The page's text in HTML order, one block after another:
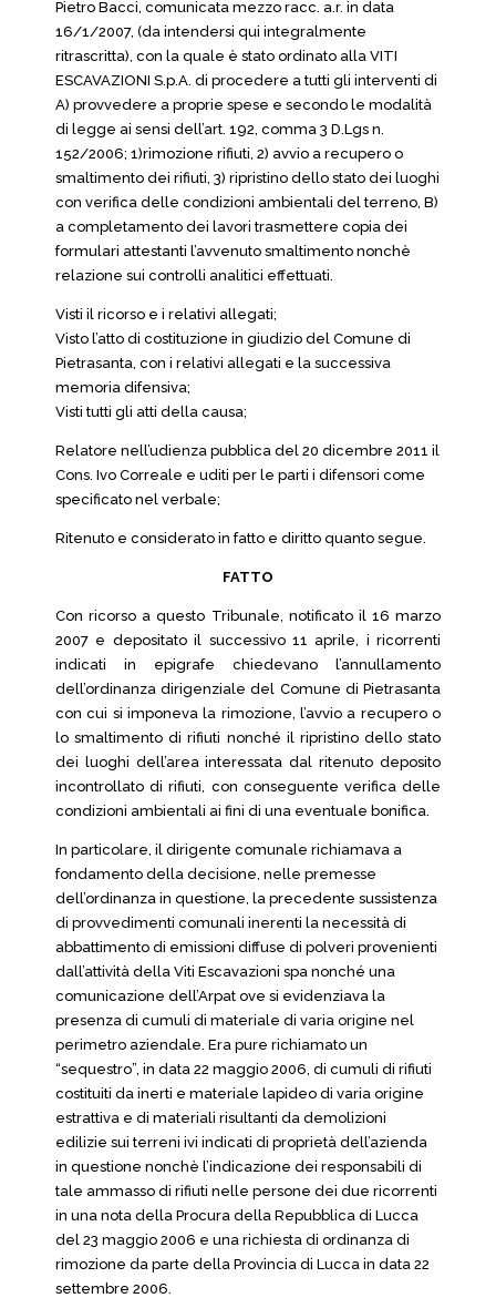
Pietro Bacci, comunicata mezzo racc. a.r. in data
16/1/2007, (da intendersi qui integralmente
ritrascritta), con la quale è stato ordinato alla VITI
ESCAVAZIONI S.p.A. di procedere a tutti gli interventi di
A) provvedere a proprie spese e secondo le modalità
di legge ai sensi dell’art. 192, comma 3 D.Lgs n.
152/2006; 1)rimozione rifiuti, 2) avvio a recupero o
smaltimento dei rifiuti, 3) ripristino dello stato dei luoghi
con verifica delle condizioni ambientali del terreno, B)
a completamento dei lavori trasmettere copia dei
formulari attestanti l’avvenuto smaltimento nonchè
relazione sui controlli analitici effettuati.
Visti il ricorso e i relativi allegati;
Visto l’atto di costituzione in giudizio del Comune di
Pietrasanta, con i relativi allegati e la successiva
memoria difensiva;
Visti tutti gli atti della causa;
Relatore nell’udienza pubblica del 20 dicembre 2011 il
Cons. Ivo Correale e uditi per le parti i difensori come
specificato nel verbale;
Ritenuto e considerato in fatto e diritto quanto segue.
FATTO
Con ricorso a questo Tribunale, notificato il 16 marzo
2007 e depositato il successivo 11 aprile, i ricorrenti
indicati in epigrafe chiedevano l’annullamento
dell’ordinanza dirigenziale del Comune di Pietrasanta
con cui si imponeva la rimozione, l’avvio a recupero o
lo smaltimento di rifiuti nonché il ripristino dello stato
dei luoghi dell’area interessata dal ritenuto deposito
incontrollato di rifiuti, con conseguente verifica delle
condizioni ambientali ai fini di una eventuale bonifica.
In particolare, il dirigente comunale richiamava a
fondamento della decisione, nelle premesse
dell’ordinanza in questione, la precedente sussistenza
di provvedimenti comunali inerenti la necessità di
abbattimento di emissioni diffuse di polveri provenienti
dall’attività della Viti Escavazioni spa nonché una
comunicazione dell’Arpat ove si evidenziava la
presenza di cumuli di materiale di varia origine nel
perimetro aziendale. Era pure richiamato un
“sequestro”, in data 22 maggio 2006, di cumuli di rifiuti
costituiti da inerti e materiale lapideo di varia origine
estrattiva e di materiali risultanti da demolizioni
edilizie sui terreni ivi indicati di proprietà dell’azienda
in questione nonchè l’indicazione dei responsabili di
tale ammasso di rifiuti nelle persone dei due ricorrenti
in una nota della Procura della Repubblica di Lucca
del 23 maggio 2006 e una richiesta di ordinanza di
rimozione da parte della Provincia di Lucca in data 22
settembre 2006.